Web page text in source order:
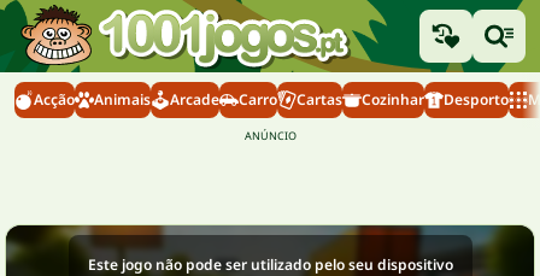
Acção Animais Arcade Carro Cartas Cozinhar Desporto
Este jogo não pode ser utilizado pelo seu dispositivo